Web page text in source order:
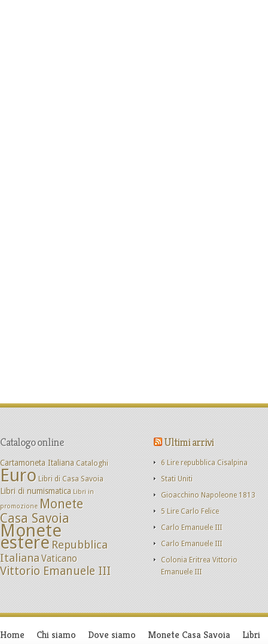
Catalogo online
Cartamoneta Italiana Cataloghi
Euro Libri di Casa Savoia
Libri di numismatica Libri in
promozione Monete
Casa Savoia
Monete
estere Repubblica
ItalianaVaticano
Vittorio Emanuele III
Ultimi arrivi
6 Lire repubblica Cisalpina
Stati Uniti
Gioacchino Napoleone 1813
5 Lire Carlo Felice
Carlo Emanuele III
Carlo Emanuele III
Colonia Eritrea Vittorio
Emanuele III
Home Chi siamo Dove siamo Monete Casa Savoia Libri